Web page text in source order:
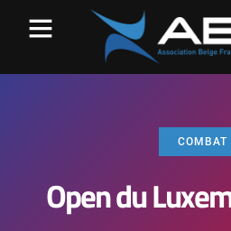
COMBAT
Open du